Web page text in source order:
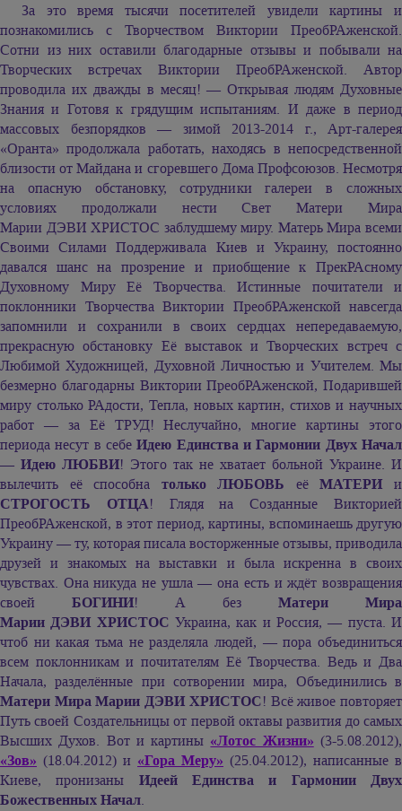
За это время тысячи посетителей увидели картины и
познакомились с Творчеством Виктории ПреобРАженской.
Сотни из них оставили благодарные отзывы и побывали на
Творческих встречах Виктории ПреобРАженской. Автор
проводила их дважды в месяц! — Открывая людям Духовные
Знания и Готовя к грядущим испытаниям. И даже в период
массовых безпорядков — зимой 2013-2014 г., Арт-галерея
«Оранта» продолжала работать, находясь в непосредственной
близости от Майдана и сгоревшего Дома Профсоюзов. Несмотря
на опасную обстановку, сотрудники галереи в сложных
условиях продолжали нести Свет Матери Мира
Марии ДЭВИ ХРИСТОС заблудшему миру. Матерь Мира всеми
Своими Силами Поддерживала Киев и Украину, постоянно
давался шанс на прозрение и приобщение к ПрекРАсному
Духовному Миру Её Творчества. Истинные почитатели и
поклонники Творчества Виктории ПреобРАженской навсегда
запомнили и сохранили в своих сердцах непередаваемую,
прекрасную обстановку Её выставок и Творческих встреч с
Любимой Художницей, Духовной Личностью и Учителем. Мы
безмерно благодарны Виктории ПреобРАженской, Подарившей
миру столько РАдости, Тепла, новых картин, стихов и научных
работ — за Её ТРУД! Неслучайно, многие картины этого
периода несут в себеИдею Единства и Гармонии Двух Начал
— Идею ЛЮБВИ! Этого так не хватает больной Украине. И
вылечить её способна только ЛЮБОВЬ еёМАТЕРИ и
СТРОГОСТЬ ОТЦА! Глядя на Созданные Викторией
ПреобРАженской, в этот период, картины, вспоминаешь другую
Украину — ту, которая писала восторженные отзывы, приводила
друзей и знакомых на выставки и была искренна в своих
чувствах. Она никуда не ушла — она есть и ждёт возвращения
своей БОГИНИ! А без Матери Мира
Марии ДЭВИ ХРИСТОС Украина, как и Россия, — пуста. И
чтоб ни какая тьма не разделяла людей, — пора объединиться
всем поклонникам и почитателям Её Творчества. Ведь и Два
Начала, разделённые при сотворении мира, Объединились в
Матери МираМарии ДЭВИ ХРИСТОС! Всё живое повторяет
Путь своей Создательницы от первой октавы развития до самых
Высших Духов. Вот и картины «Лотос Жизни» (3-5.08.2012),
«Зов» (18.04.2012) и «Гора Меру» (25.04.2012), написанные в
Киеве, пронизаны Идеей Единства и Гармонии Двух
Божественных Начал.